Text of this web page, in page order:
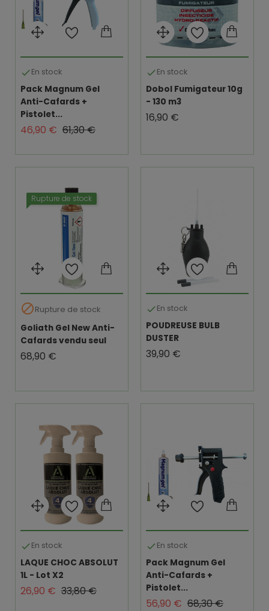
En stock
Pack Magnum Gel
Anti-Cafards +
Pistolet...
46,90 € Prix de base
61,30 €Prix
En stock
Dobol Fumigateur 10g
- 130 m3
16,90 €
Rupture de stock
Rupture de stock
Goliath Gel New Anti-
Cafards vendu seul
68,90 €
En stock
POUDREUSE BULB
DUSTER
39,90 €
En stock
LAQUE CHOC ABSOLUT
1L - Lot X2
26,90 € Prix de base
33,80 €Prix
En stock
Pack Magnum Gel
Anti-Cafards +
Pistolet...
56,90 € Prix de base
68,30 €Prix